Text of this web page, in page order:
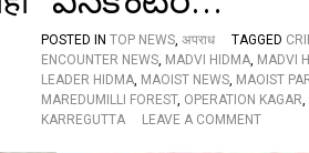
ह
ब
ड़ी
ग
POSTED IN TOP NEWS, अपराध TAGGED
ENCOUNTER NEWS, MADVI HIDMA, MADVI
LEADER HIDMA, MAOIST NEWS, MAOIST
MAREDUMILLI FOREST, OPERATION KAGAR,
KARREGUTTA
LEAVE A COMMENTO